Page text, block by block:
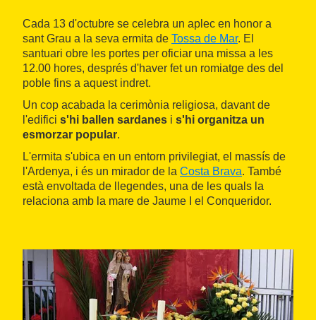
Cada 13 d'octubre se celebra un aplec en honor a
sant Grau a la seva ermita de Tossa de Mar. El
santuari obre les portes per oficiar una missa a les
12.00 hores, després d'haver fet un romiatge des del
poble fins a aquest indret.
Un cop acabada la cerimònia religiosa, davant de
l'edifici s'hi ballen sardanes i s'hi organitza un
esmorzar popular.
L'ermita s'ubica en un entorn privilegiat, el massís de
l'Ardenya, i és un mirador de la Costa Brava. També
està envoltada de llegendes, una de les quals la
relaciona amb la mare de Jaume I el Conqueridor.